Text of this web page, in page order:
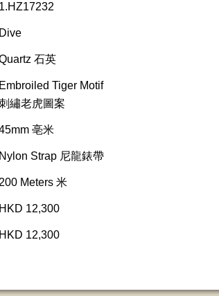
1.HZ17232
Dive
石英
Embroiled Tiger Motif
繡老虎圖案
亳米
Nylon Strap 尼龍錶帶
200 Meters 米
HKD 12,300
HKD 12,300